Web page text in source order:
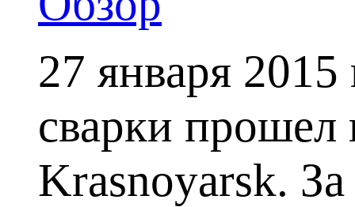
27 января
сварки
Krasnoyarsk.